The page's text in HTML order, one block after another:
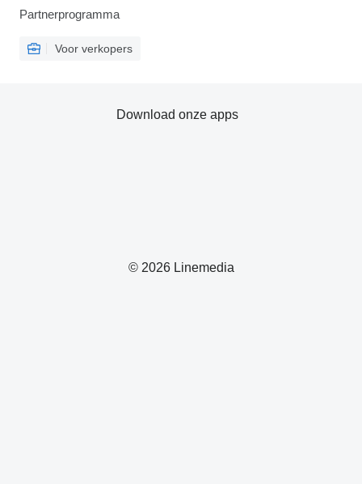
Partnerprogramma
Voor verkopers
© 2026 Linemedia
Download onze apps